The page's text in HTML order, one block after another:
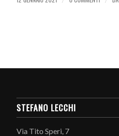
STEFANO LECCHI
Via Tito Speri, 7